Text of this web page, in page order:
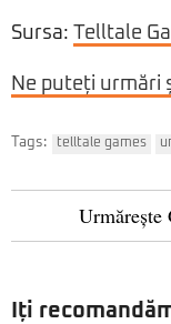
Sursa: Telltale
Ne puteți urmări
Tags: telltale games
Urmărește
Iți